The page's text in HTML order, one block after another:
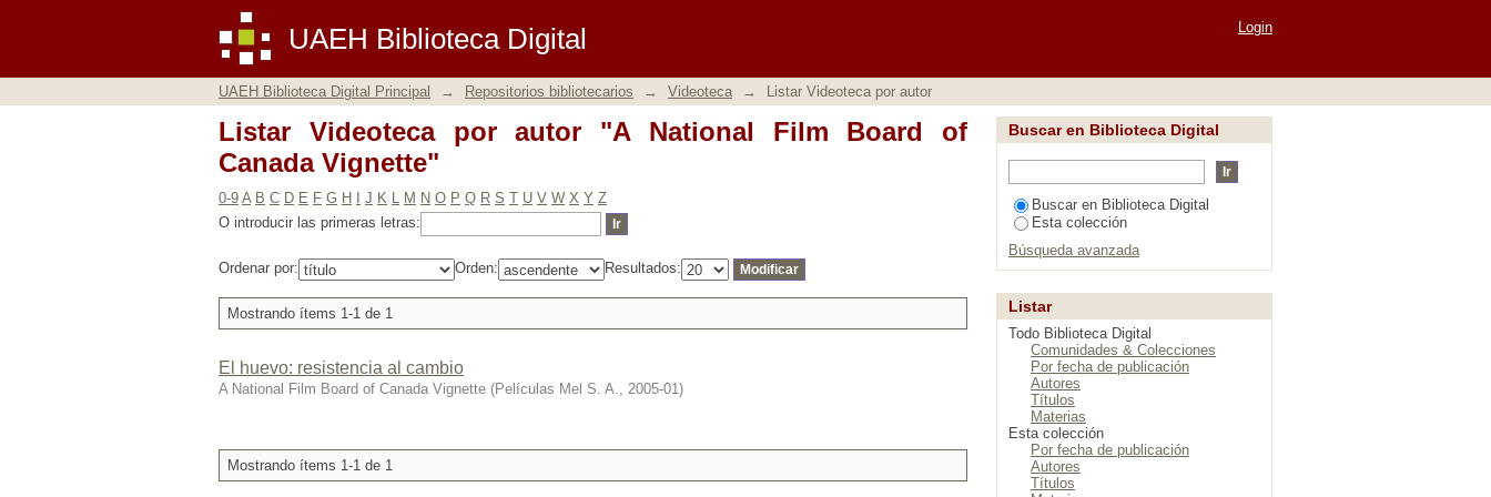
UAEH Biblioteca Digital
Listar Videoteca por autor "A National Film Board of Canada Vignette" Login
UAEH Biblioteca Digital Principal → Repositorios bibliotecarios → Videoteca → Listar Videoteca por autor
Listar Videoteca por autor "A National Film Board of
Canada Vignette"
0-9 A B C D E F G H J K L M N O P Q R S T U V W X Y Z
O introducir las primeras letras:
Ordenar por: Orden: Resultados:
Mostrando ítems 1-1 de 1
El huevo: resistencia al cambio
A National Film Board of Canada Vignette (Películas Mel S. A., 2005-01)
Mostrando ítems 1-1 de 1
Buscar en Biblioteca Digital
Buscar en Biblioteca Digital
Esta colección
Búsqueda avanzada
Listar
Todo Biblioteca Digital
Comunidades & Colecciones
Por fecha de publicación
Autores
Títulos
Materias
Esta colección
Por fecha de publicación
Autores
Títulos